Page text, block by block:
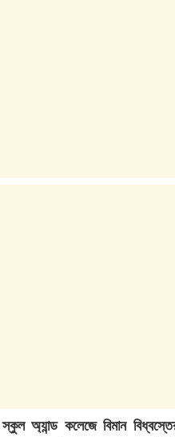
স্কুল অ্যান্ড কলেজে বিমান